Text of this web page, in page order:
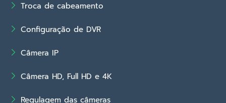
Troca de cabeamento
Configuração de DVR
Câmera IP
Câmera HD, Full HD e 4K
Regulagem das câmeras